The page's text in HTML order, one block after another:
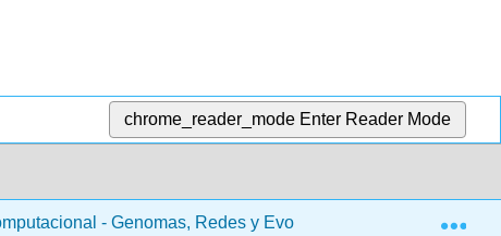
chrome_reader_mode Enter Reader Mode
- Genomas, Redes y Evolución (Kellis et al.)